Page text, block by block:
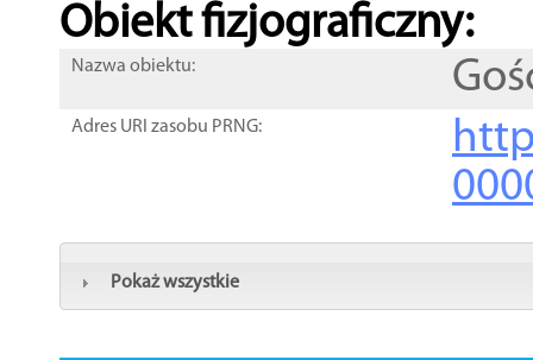
Obiekt fizjograficzny:
Nazwa obiektu:
Adres URI zasobu PRNG:
Pokaż wszystkie